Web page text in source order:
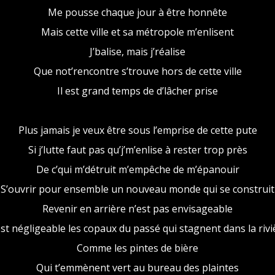
Me pousse chaque jour à être honnête
Mais cette ville et sa métropole m’enlisent
J’balise, mais j’réalise
Que not’rencontre s’trouve hors de cette ville
Il est grand temps de d’lâcher prise
Plus jamais je veux être sous l’emprise de cette pute
Si j’lutte faut pas qu’j’m’enlise à rester trop près
De c’qui m’détruit m’empêche de m’épanouir
S’ouvrir pour ensemble un nouveau monde qui se construit
Revenir en arrière n’est pas envisageable
négligeable les copaux du passé qui stagnent dans la
Comme les pintes de bière
Qui t’emmènent vert au bureau des plaintes